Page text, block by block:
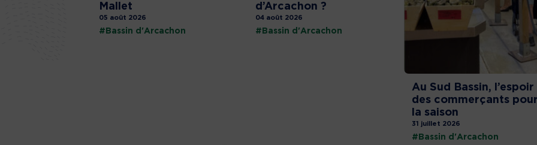
Mallet
05 août 2026
#Bassin d'Arcachon
d’Arcachon ?
04 août 2026
#Bassin d'Arcachon
Au Sud Bassin, l’espoir
des commerçants
la saison
31 juillet 2026
#Bassin d'Arcachon